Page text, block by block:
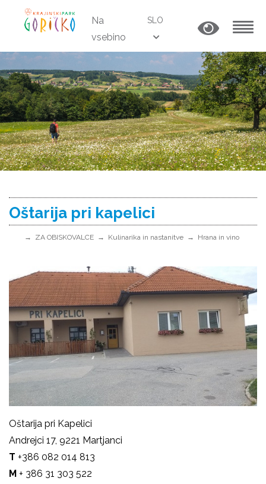
Na
vsebino
SLO
Oštarija pri kapelici
ZA OBISKOVALCE Kulinarika in nastanitve Hrana in vino
Oštarija pri Kapelici
Andrejci 17, 9221 Martjanci
T +386 082 014 813
M + 386 31 303 522